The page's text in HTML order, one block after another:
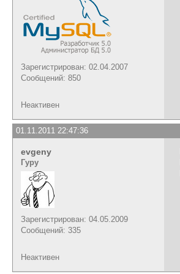
Зарегистрирован: 02.04.2007
Сообщений: 850
Неактивен
01.11.2011 22:47:36
evgeny
Гуру
Зарегистрирован: 04.05.2009
Сообщений: 335
Неактивен